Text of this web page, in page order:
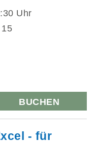
Uhr
BUCHEN
- für